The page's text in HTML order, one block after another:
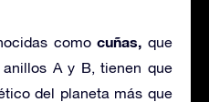
comocuñas, que
A y B, tienen que
del planeta más que